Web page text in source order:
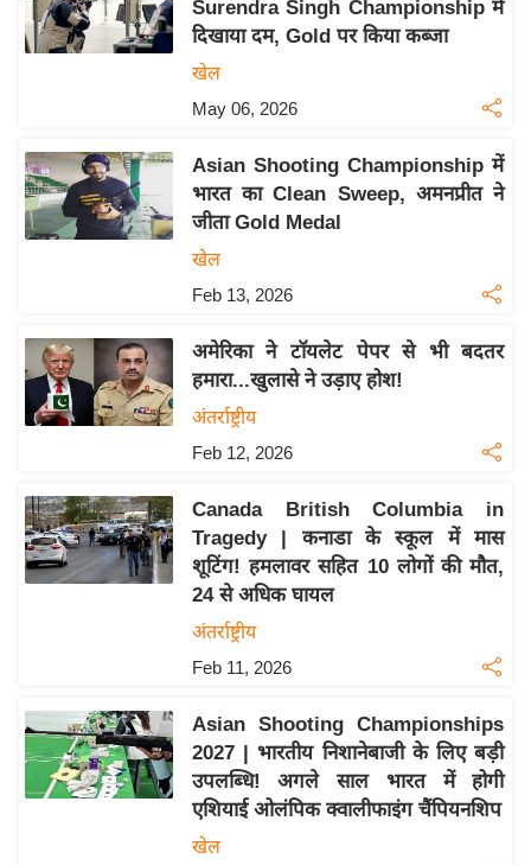
ष
ब
ज
ट
के
ट
I
L
2
0
2
म
ई
Surendra Singh Championship में
दिखाया दम, Gold पर किया कब्जा
खेल
May 06, 2026
Asian Shooting Championship में
भारत का Clean Sweep, अमनप्रीत ने
जीता Gold Medal
खेल
Feb 13, 2026
अमेरिका ने टॉयलेट पेपर से भी बदतर
हमारा...खुलासे ने उड़ाए होश!
अंतर्राष्ट्रीय
Feb 12, 2026
Canada British Columbia in
Tragedy | कनाडा के स्कूल में मास
शूटिंग! हमलावर सहित 10 लोगों की मौत,
24 से अधिक घायल
अंतर्राष्ट्रीय
Feb 11, 2026
Asian Shooting Championships
2027 | भारतीय निशानेबाजी के लिए बड़ी
उपलब्धि! अगले साल भारत में होगी
एशियाई ओलंपिक क्वालीफाइंग चैंपियनशिप
खेल